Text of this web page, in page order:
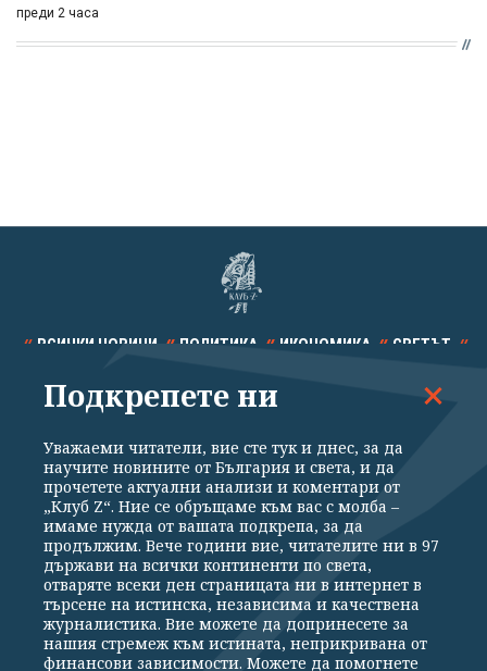
преди 2 часа
ВСИЧКИ НОВИНИ ПОЛИТИКА ИКОНОМИКА СВЕТЪТ
СПОРТ КУЛТУРА ТЕХНОЛОГИИ КАЛЕЙДОСКОП
Общи условия
Политика за поверителност
Реклама
Партньори Контакти
За Клуб Z
Екип
Подкрепете ни
Подкрепете ни
Уважаеми читатели, вие сте тук и днес, за да
научите новините от България и света, и да
прочетете актуални анализи и коментари от
„Клуб Z“. Ние се обръщаме към вас с молба –
имаме нужда от вашата подкрепа, за да
продължим. Вече години вие, читателите ни в 97
държави на всички континенти по света,
отваряте всеки ден страницата ни в интернет в
търсене на истинска, независима и качествена
журналистика. Вие можете да допринесете за
нашия стремеж към истината, неприкривана от
финансови зависимости. Можете да помогнете